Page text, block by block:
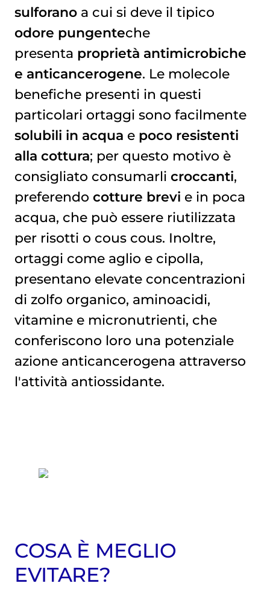
sulforanoa cui si deve il tipico
odore pungenteche
presenta proprietà antimicrobiche
e anticancerogene. Le molecole
benefiche presenti in questi
particolari ortaggi sono facilmente
solubili in acqua e poco resistenti
alla cottura; per questo motivo è
consigliato consumarli croccanti,
preferendo cotture brevi e in poca
acqua, che può essere riutilizzata
per risotti o cous cous. Inoltre,
ortaggi come aglio e cipolla,
presentano elevate concentrazioni
di zolfo organico, aminoacidi,
vitamine e micronutrienti, che
conferiscono loro una potenziale
azione anticancerogena attraverso
l'attività antiossidante.
COSA È MEGLIO
EVITARE?